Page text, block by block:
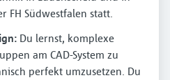
FH Südwestfalen statt.
Du lernst, komplexe
am CAD-System zu
perfekt umzusetzen. Du